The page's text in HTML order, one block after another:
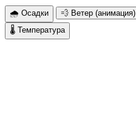
🌧 Осадки 💨 Ветер (анимация)
🌡 Температура